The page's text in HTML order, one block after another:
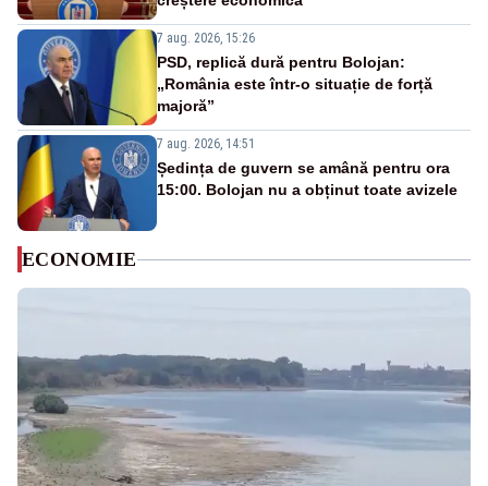
7 aug. 2026, 15:26
PSD, replică dură pentru Bolojan:
„România este într-o situație de forță
majoră”
7 aug. 2026, 14:51
Ședința de guvern se amână pentru ora
15:00. Bolojan nu a obținut toate avizele
ECONOMIE